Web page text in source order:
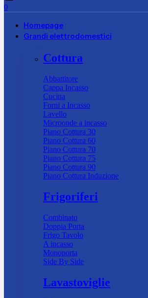
0
Homepage
Grandi elettrodomestici
Cottura
Abbattitore
Cappa Incasso
Cucina
Forni a Incasso
Lavello
Microonde a incasso
Piano Cottura 30
Piano Cottura 60
Piano Cottura 70
Piano Cottura 75
Piano Cottura 90
Piano Cottura Induzione
Frigoriferi
Combinato
Doppia Porta
Frigo Tavolo
A incasso
Monoporta
Side By Side
Lavastoviglie